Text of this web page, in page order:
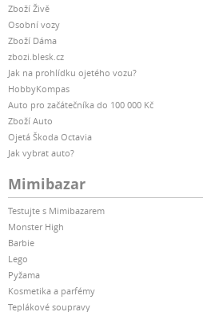
Zboží Živě
Osobní vozy
Zboží Dáma
zbozi.blesk.cz
Jak na prohlídku ojetého vozu?
HobbyKompas
Auto pro začátečníka do 100 000 Kč
Zboží Auto
Ojetá Škoda Octavia
Jak vybrat auto?
Mimibazar
Testujte s Mimibazarem
Monster High
Barbie
Lego
Pyžama
Kosmetika a parfémy
Teplákové soupravy